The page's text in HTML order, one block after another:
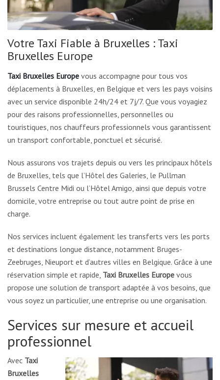
Votre Taxi Fiable à Bruxelles : Taxi
Bruxelles Europe
Taxi Bruxelles Europe vous accompagne pour tous vos
déplacements à Bruxelles, en Belgique et vers les pays voisins
avec un service disponible 24h/24 et 7j/7. Que vous voyagiez
pour des raisons professionnelles, personnelles ou
touristiques, nos chauffeurs professionnels vous garantissent
un transport confortable, ponctuel et sécurisé.
Nous assurons vos trajets depuis ou vers les principaux hôtels
de Bruxelles, tels que l’Hôtel des Galeries, le Pullman
Brussels Centre Midi ou l’Hôtel Amigo, ainsi que depuis votre
domicile, votre entreprise ou tout autre point de prise en
charge.
Nos services incluent également les transferts vers les ports
et destinations longue distance, notamment Bruges-
Zeebruges, Nieuport et d’autres villes en Belgique. Grâce à une
réservation simple et rapide, Taxi Bruxelles Europe vous
propose une solution de transport adaptée à vos besoins, que
vous soyez un particulier, une entreprise ou une organisation.
Services sur mesure et accueil
professionnel
Avec Taxi
Bruxelles